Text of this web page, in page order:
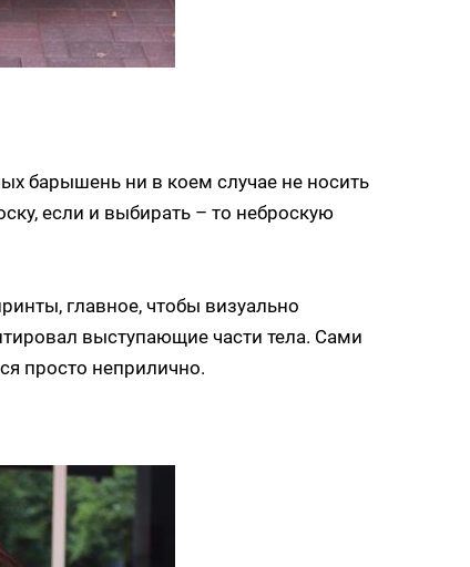
барышень ни в коем случае не носить
если и выбирать – то неброскую
главное, чтобы визуально
выступающие части тела. Сами
просто неприлично.